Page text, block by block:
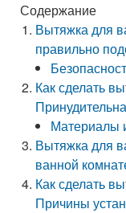
Содержание
Вытяжка для
правильно
Как сделать
Материалы
Вытяжка для
ванной
Как сделать
Причины